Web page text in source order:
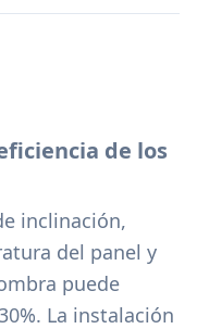
de los
inclinación,
del panel y
puede
La instalación